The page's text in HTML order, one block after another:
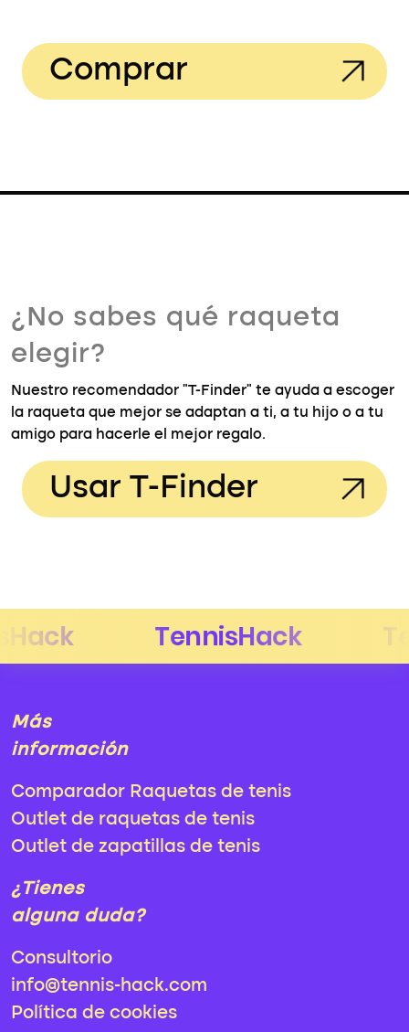
Comprar
¿No sabes qué raqueta
elegir?
Nuestro recomendador "T-Finder" te ayuda a escoger
la raqueta que mejor se adaptan a ti, a tu hijo o a tu
amigo para hacerle el mejor regalo.
Usar T-Finder
Más
información
Comparador Raquetas de tenis
Outlet de raquetas de tenis
Outlet de zapatillas de tenis
¿Tienes
alguna duda?
Consultorio
info@tennis-hack.com
Política de cookies